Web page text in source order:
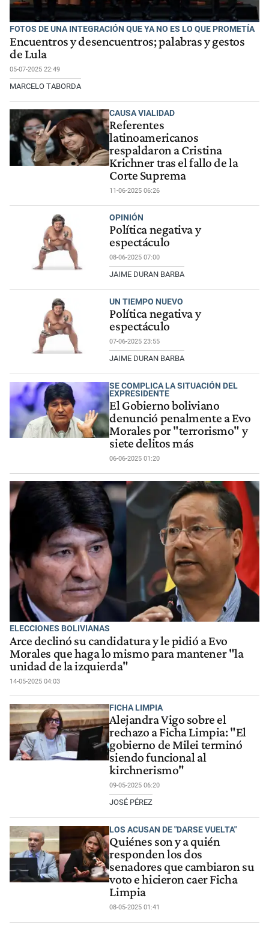
FOTOS DE UNA INTEGRACIÓN QUE YA NO ES LO QUE PROMETÍA
Encuentros y desencuentros; palabras y gestos
de Lula
05-07-2025 22:49
MARCELO TABORDA
CAUSA VIALIDAD
Referentes
latinoamericanos
respaldaron a Cristina
Krichner tras el fallo de la
Corte Suprema
11-06-2025 06:26
OPINIÓN
Política negativa y
espectáculo
08-06-2025 07:00
JAIME DURAN BARBA
UN TIEMPO NUEVO
Política negativa y
espectáculo
07-06-2025 23:55
JAIME DURAN BARBA
SE COMPLICA LA SITUACIÓN DEL
EXPRESIDENTE
El Gobierno boliviano
denunció penalmente a Evo
Morales por "terrorismo" y
siete delitos más
06-06-2025 01:20
ELECCIONES BOLIVIANAS
Arce declinó su candidatura y le pidió a Evo
Morales que haga lo mismo para mantener "la
unidad de la izquierda"
14-05-2025 04:03
FICHA LIMPIA
Alejandra Vigo sobre el
rechazo a Ficha Limpia: "El
gobierno de Milei terminó
siendo funcional al
kirchnerismo"
09-05-2025 06:20
JOSÉ PÉREZ
LOS ACUSAN DE "DARSE VUELTA"
Quiénes son y a quién
responden los dos
senadores que cambiaron su
voto e hicieron caer Ficha
Limpia
08-05-2025 01:41